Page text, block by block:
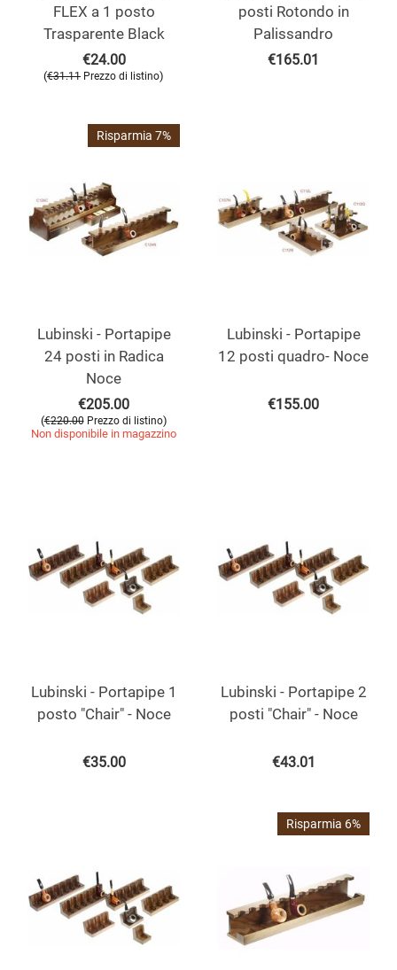
FLEX a 1 posto
Trasparente Black
€24.00
(€31.11 Prezzo di listino)
posti Rotondo in
Palissandro
€165.01
Risparmia 7%
Lubinski - Portapipe
24 posti in Radica
Noce
€205.00
(€220.00 Prezzo di listino)
Non disponibile in magazzino
Lubinski - Portapipe
12 posti quadro- Noce
€155.00
Lubinski - Portapipe 1
posto "Chair" - Noce
€35.00
Lubinski - Portapipe 2
posti "Chair" - Noce
€43.01
Risparmia 6%